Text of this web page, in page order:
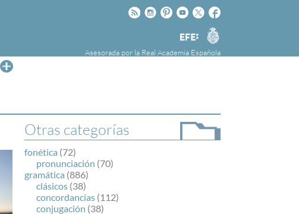
Facebook
Twitter
Youtube
Pinteres
Instagram
Rss
Agencia
EFE
Asesorada por la Real Academia Española
la Agencia Efe y la Real Academia Española,
cuyo objetivo es colaborar con el buen uso del
español en los medios de comunicación y en
Internet.
Otras categorías
fonética (72)
pronunciación (70)
gramática (886)
clásicos (38)
concordancias (112)
conjugación (38)